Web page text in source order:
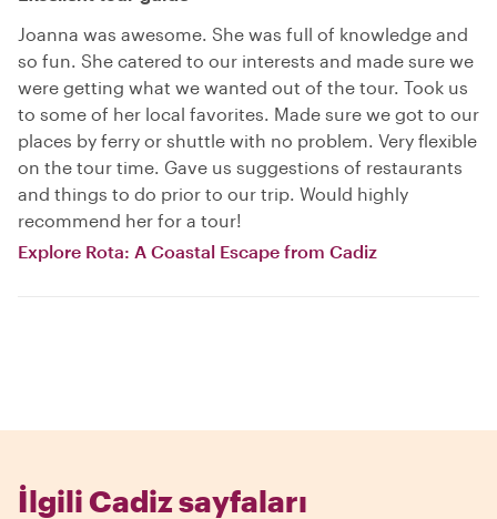
Joanna was awesome. She was full of knowledge and
so fun. She catered to our interests and made sure we
were getting what we wanted out of the tour. Took us
to some of her local favorites. Made sure we got to our
places by ferry or shuttle with no problem. Very flexible
on the tour time. Gave us suggestions of restaurants
and things to do prior to our trip. Would highly
recommend her for a tour!
Explore Rota: A Coastal Escape from Cadiz
İlgili Cadiz sayfaları